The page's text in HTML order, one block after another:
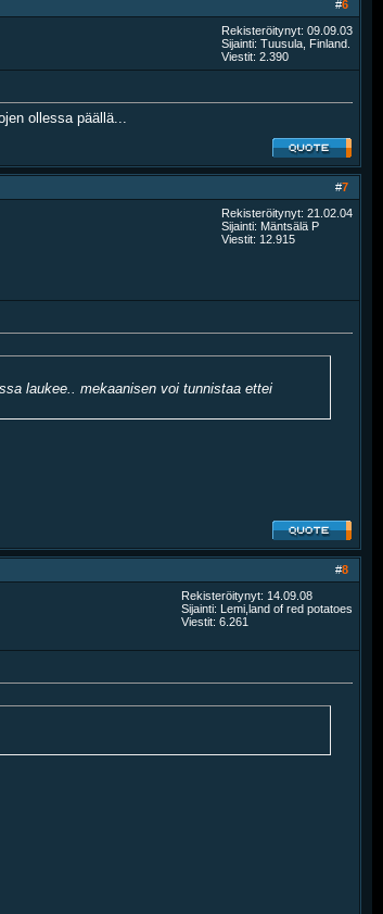
#6
Rekisteröitynyt: 09.09.03
Sijainti: Tuusula, Finland.
Viestit: 2.390
ollessa päällä...
#7
Rekisteröitynyt: 21.02.04
Sijainti: Mäntsälä P
Viestit: 12.915
laukee.. mekaanisen voi tunnistaa ettei
#8
Rekisteröitynyt: 14.09.08
Sijainti: Lemi,land of red potatoes
Viestit: 6.261